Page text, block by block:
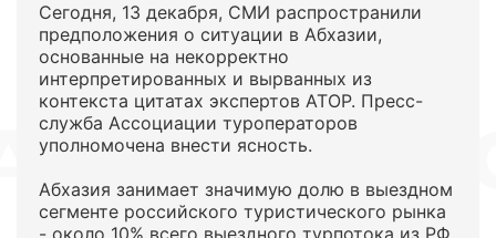
Сегодня, 13 декабря, СМИ распространили
предположения о ситуации в Абхазии,
основанные на некорректно
интерпретированных и вырванных из
контекста цитатах экспертов АТОР. Пресс-
служба Ассоциации туроператоров
уполномочена внести ясность.
Абхазия занимает значимую долю в выездном
сегменте российского туристического рынка
- около 10% всего выездного турпотока из РФ